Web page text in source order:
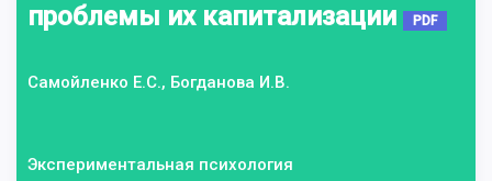
проблемы их капитализации
PDF
Самойленко Е.С., Богданова И.В.
Экспериментальная психология